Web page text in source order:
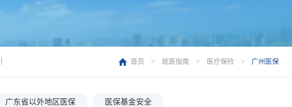
首页 > 就医指南 > 医疗保险 > 广州医保
广东省以外地区医保 医保基金安全